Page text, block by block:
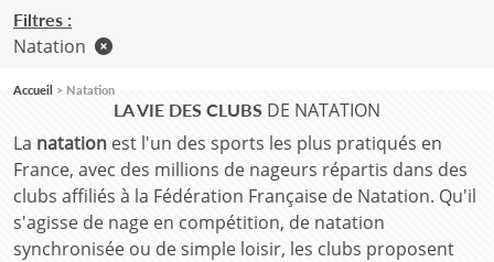
LA VIE DES CLUBS DE NATATION
La natation est l'un des sports les plus pratiqués en
France, avec des millions de nageurs répartis dans des
clubs affiliés à la Fédération Française de Natation. Qu'il
s'agisse de nage en compétition, de natation
synchronisée ou de simple loisir, les clubs proposent
Filtres :
Natation
Accueil Natation